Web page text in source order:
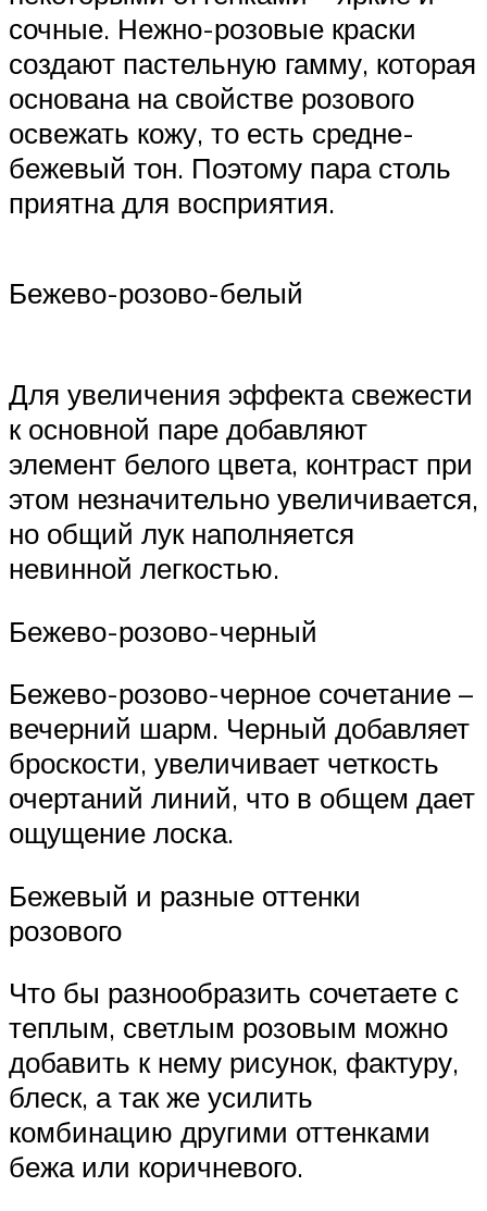
сочные. Нежно-розовые краски
создают пастельную гамму, которая
основана на свойстве розового
освежать кожу, то есть средне-
бежевый тон. Поэтому пара столь
приятна для восприятия.
Бежево-розово-белый
Для увеличения эффекта свежести
к основной паре добавляют
элемент белого цвета, контраст при
этом незначительно увеличивается,
но общий лук наполняется
невинной легкостью.
Бежево-розово-черный
Бежево-розово-черное сочетание –
вечерний шарм. Черный добавляет
броскости, увеличивает четкость
очертаний линий, что в общем дает
ощущение лоска.
Бежевый и разные оттенки
розового
Что бы разнообразить сочетаете с
теплым, светлым розовым можно
добавить к нему рисунок, фактуру,
блеск, а так же усилить
комбинацию другими оттенками
бежа или коричневого.